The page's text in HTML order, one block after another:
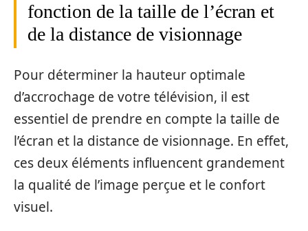
fonction de la taille de l’écran et
de la distance de visionnage
Pour déterminer la hauteur optimale
d’accrochage de votre télévision, il est
essentiel de prendre en compte la taille de
l’écran et la distance de visionnage. En effet,
ces deux éléments influencent grandement
la qualité de l’image perçue et le confort
visuel.